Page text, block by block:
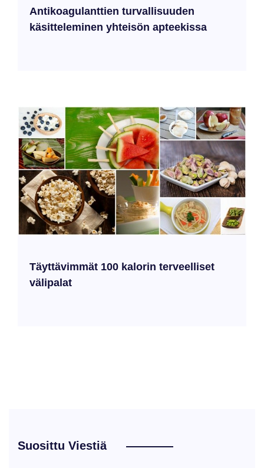
Antikoagulanttien turvallisuuden
käsitteleminen yhteisön apteekissa
Täyttävimmät 100 kalorin terveelliset
välipalat
Suosittu Viestiä